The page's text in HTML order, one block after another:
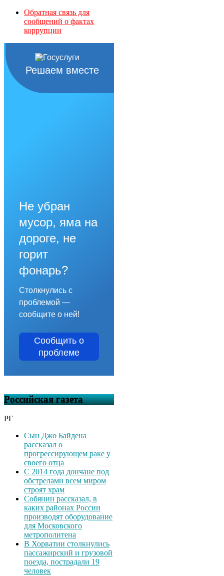
Обратная связь для
сообщений о фактах
коррупции
Решаем вместе
Не убран
мусор, яма на
дороге, не
горит
фонарь?
Столкнулись с
проблемой —
сообщите о ней!
Сообщить о
проблеме
Российская газета
РГ
Сын Джо Байдена
рассказал о
прогрессирующем раке у
своего отца
С 2014 года дончане под
обстрелами всем миром
строят храм
Собянин рассказал, в
каких районах России
производят оборудование
для Московского
метрополитена
В Хорватии столкнулись
пассажирский и грузовой
поезда, пострадали 19
человек